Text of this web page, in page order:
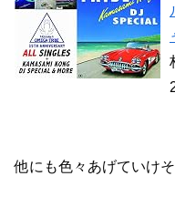
他にも色々あげていけ